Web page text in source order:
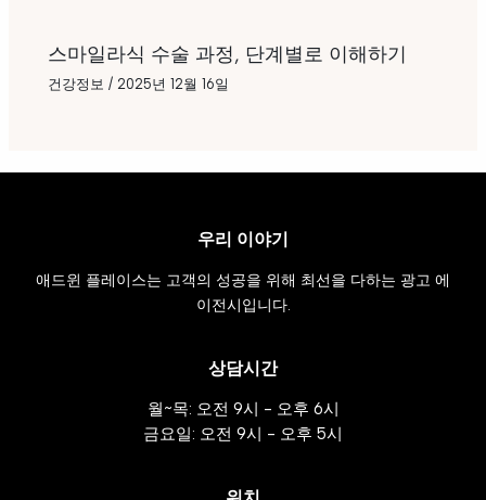
스마일라식 수술 과정, 단계별로 이해하기
건강정보 / 2025년 12월 16일
우리 이야기
애드윈 플레이스는 고객의 성공을 위해 최선을 다하는 광고 에
이전시입니다.
상담시간
월~목: 오전 9시 - 오후 6시
금요일: 오전 9시 - 오후 5시